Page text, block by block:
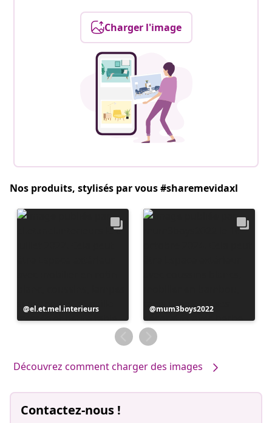
Charger l'image
Nos produits, stylisés par vous #sharemevidaxl
Publication
publiée
el.et.mel.interieurs
Publication
publiée
par
mum3boys2022
Découvrez comment charger des images
Contactez-nous !